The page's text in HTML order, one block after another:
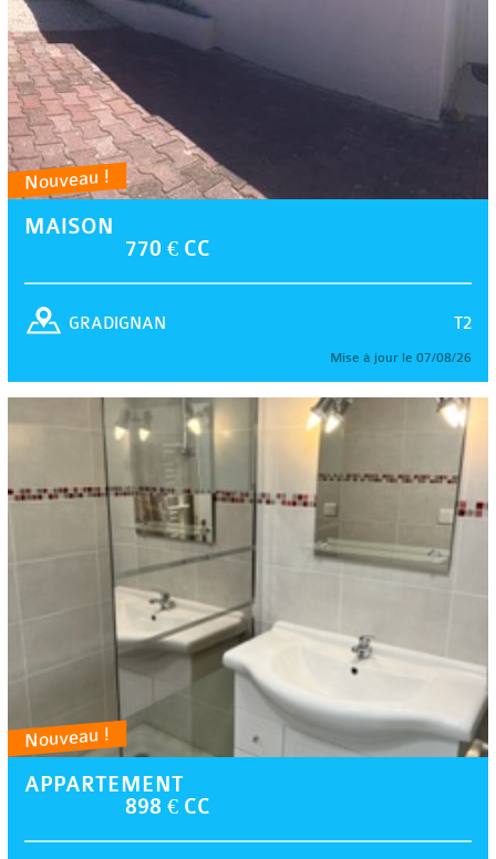
Nouveau !
MAISON
770 € CC
T2
GRADIGNAN
Mise à jour le 07/08/26
Nouveau !
APPARTEMENT
898 € CC